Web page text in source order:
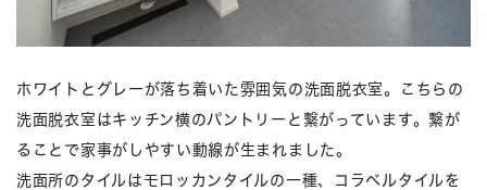
ホワイトとグレーが落ち着いた雰囲気の洗面脱衣室。こちらの
洗面脱衣室はキッチン横のパントリーと繋がっています。繋が
ることで家事がしやすい動線が生まれました。
洗面所のタイルはモロッカンタイルの一種、コラベルタイルを